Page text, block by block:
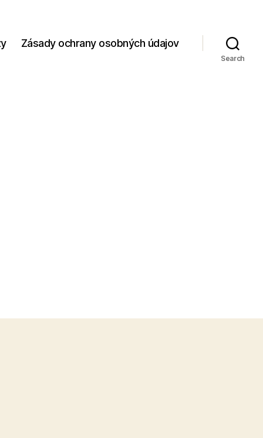
Zásady ochrany osobných údajov
Search